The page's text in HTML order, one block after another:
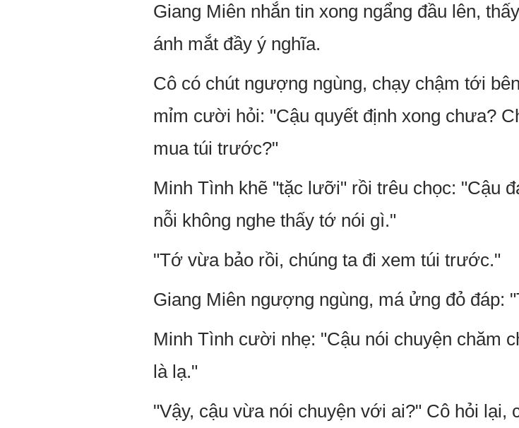
Giang Miên nhắn tin xong ngẩng đầu lên,
ánh mắt đầy ý nghĩa.
Cô có chút ngượng ngùng, chạy chậm tới
mỉm cười hỏi: "Cậu quyết định xong chưa?
mua túi trước?"
Minh Tình khẽ "tặc lưỡi" rồi trêu chọc: "Cậu
nỗi không nghe thấy tớ nói gì."
"Tớ vừa bảo rồi, chúng ta đi xem túi trước."
Giang Miên ngượng ngùng, má ửng đỏ đáp:
Minh Tình cười nhẹ: "Cậu nói chuyện chăm
là lạ."
"Vậy, cậu vừa nói chuyện với ai?" Cô hỏi lại,